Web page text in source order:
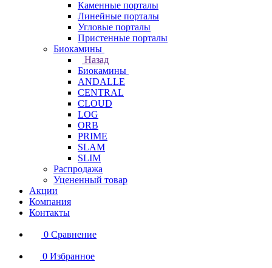
Каменные порталы
Линейные порталы
Угловые порталы
Пристенные порталы
Биокамины
Назад
Биокамины
ANDALLE
CENTRAL
CLOUD
LOG
ORB
PRIME
SLAM
SLIM
Распродажа
Уцененный товар
Акции
Компания
Контакты
0 Сравнение
0 Избранное